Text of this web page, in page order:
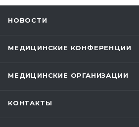
НОВОСТИ
МЕДИЦИНСКИЕ КОНФЕРЕНЦИИ
МЕДИЦИНСКИЕ ОРГАНИЗАЦИИ
КОНТАКТЫ